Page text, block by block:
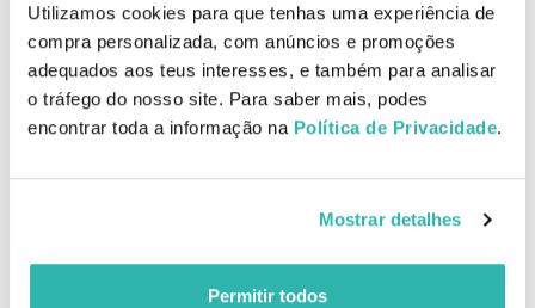
Utilizamos cookies para que tenhas uma experiência de
compra personalizada, com anúncios e promoções
adequados aos teus interesses, e também para analisar
o tráfego do nosso site. Para saber mais, podes
encontrar toda a informação na Política de Privacidade.
Mostrar detalhes
Permitir todos
Ao utilizar este empurra e corta cutículas, sentes um cuidado
superior com as tuas mãos. A sua lâmina de alta qualidade permite
uma remoção eficaz e segura das cutículas, evitando desconfortos
e cortes indesejados. Notarás que, após utilizar esta ferramenta, as
tuas unhas ficam mais limpas e bem definidas, realçando a sua
beleza natural. Com um manuseio fácil, torna-se a tua aliada ideal,
Utilizar após um banho quente ou uma imersão das unhas em água
morna para amolecer as cutículas.